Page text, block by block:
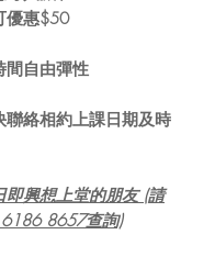
優惠$50
間自由彈性
聯絡相約上課日期及時
即興想上堂的朋友 (請
8657查詢)